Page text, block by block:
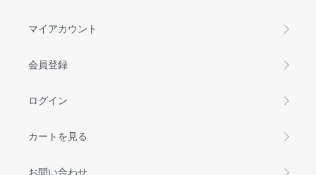
マイアカウント
会員登録
ログイン
カートを見る
お問い合わせ